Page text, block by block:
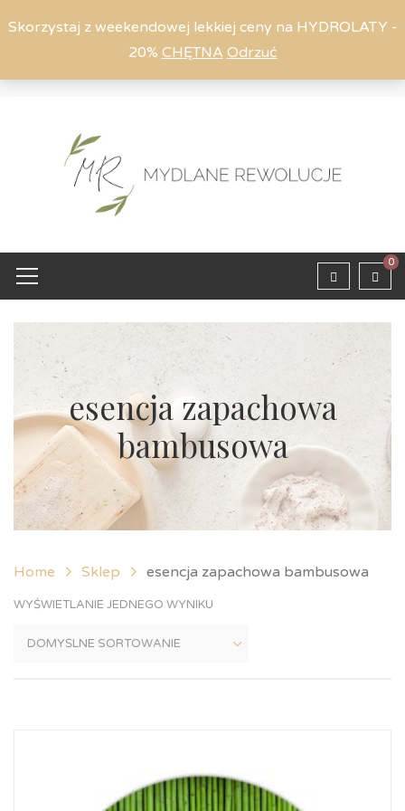
Skorzystaj z weekendowej lekkiej ceny na HYDROLATY -
20% CHĘTNA Odrzuć
0
esencja zapachowa
bambusowa
Home Sklep esencja zapachowa bambusowa
WYŚWIETLANIE JEDNEGO WYNIKU